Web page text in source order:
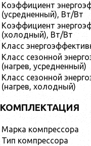
Коэффициент
(усредненный), Вт/Вт
Коэффициент
(холодный), Вт/Вт
Класс
Класс сезонной
(нагрев, усредненный)
Класс сезонной
(нагрев, холодный)
КОМПЛЕКТАЦИЯ
Марка компрессора
Тип компрессора